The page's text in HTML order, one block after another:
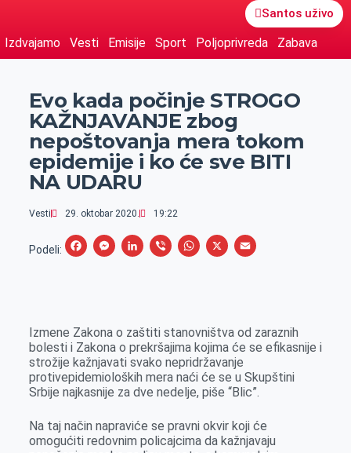
Santos uživo
Izdvajamo Vesti Emisije Sport Poljoprivreda Zabava
Evo kada počinje STROGO
KAŽNJAVANJE zbog
nepoštovanja mera tokom
epidemije i ko će sve BITI
NA UDARU
Vesti 29. oktobar 2020. 19:22
Podeli:
F
b
o
o
k
M
e
n
g
e
r
L
e
d
I
n
V
r
W
s
A
p
p
X
E
l
Izmene Zakona o zaštiti stanovništva od zaraznih
bolesti i Zakona o prekršajima kojima će se efikasnije i
strožije kažnjavati svako nepridržavanje
protivepidemioloških mera naći će se u Skupštini
Srbije najkasnije za dve nedelje, piše “Blic”.
Na taj način napraviće se pravni okvir koji će
omogućiti redovnim policajcima da kažnjavaju